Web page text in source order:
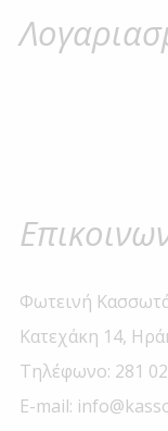
Φωτεινή
Κατεχάκη 14,
Τηλέφωνο: 281
E-mail: